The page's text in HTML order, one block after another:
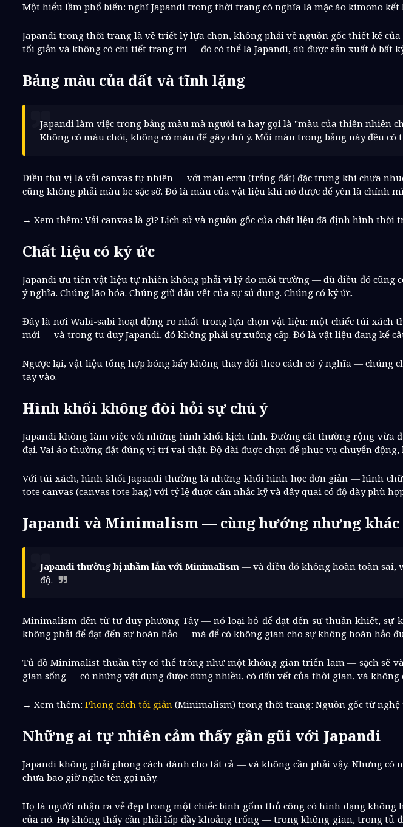
Một hiểu lầm phổ biến: nghĩ Japandi trong thời trang có nghĩa là mặc áo kimono
Japandi trong thời trang là về triết lý lựa chọn, không phải về nguồn gốc thiết kế
tối giản và không có chi tiết trang trí — đó có thể là Japandi, dù được sản xuất ở bất
Bảng màu của đất và tĩnh lặng
Japandi làm việc trong bảng màu mà người ta hay gọi là "màu của thiên nhiên
Không có màu chói, không có màu để gây chú ý. Mỗi màu trong bảng này đều
Điều thú vị là vải canvas tự nhiên — với màu ecru (trắng đất) đặc trưng khi chưa
cũng không phải màu be sặc sỡ. Đó là màu của vật liệu khi nó được để yên là chính
→ Xem thêm: Vải canvas là gì? Lịch sử và nguồn gốc của chất liệu đã định hình thời
Chất liệu có ký ức
Japandi ưu tiên vật liệu tự nhiên không phải vì lý do môi trường — dù điều đó
ý nghĩa. Chúng lão hóa. Chúng giữ dấu vết của sự sử dụng. Chúng có ký ức.
Đây là nơi Wabi-sabi hoạt động rõ nhất trong lựa chọn vật liệu: một chiếc túi xách
mới — và trong tư duy Japandi, đó không phải sự xuống cấp. Đó là vật liệu đang kể
Ngược lại, vật liệu tổng hợp bóng bẩy không thay đổi theo cách có ý nghĩa —
tay vào.
Hình khối không đòi hỏi sự chú ý
Japandi không làm việc với những hình khối kịch tính. Đường cắt thường rộng vừa
đại. Vai áo thường đặt đúng vị trí vai thật. Độ dài được chọn để phục vụ chuyển
Với túi xách, hình khối Japandi thường là những khối hình học đơn giản — hình
tote canvas (canvas tote bag) với tỷ lệ được cân nhắc kỹ và dây quai có độ dày phù
Japandi và Minimalism — cùng hướng nhưng khác
Japandi thường bị nhầm lẫn với Minimalism — và điều đó không hoàn toàn sai,
độ.
Minimalism đến từ tư duy phương Tây — nó loại bỏ để đạt đến sự thuần khiết, sự
không phải để đạt đến sự hoàn hảo — mà để có không gian cho sự không hoàn
Tủ đồ Minimalist thuần túy có thể trông như một không gian triển lãm — sạch sẽ
gian sống — có những vật dụng được dùng nhiều, có dấu vết của thời gian, và
→ Xem thêm: Phong cách tối giản (Minimalism) trong thời trang: Nguồn gốc từ nghệ
Những ai tự nhiên cảm thấy gần gũi với Japandi
Japandi không phải phong cách dành cho tất cả — và không cần phải vậy. Nhưng
chưa bao giờ nghe tên gọi này.
Họ là người nhận ra vẻ đẹp trong một chiếc bình gốm thủ công có hình dạng
của nó. Họ không thấy cần phải lấp đầy khoảng trống — trong không gian, trong